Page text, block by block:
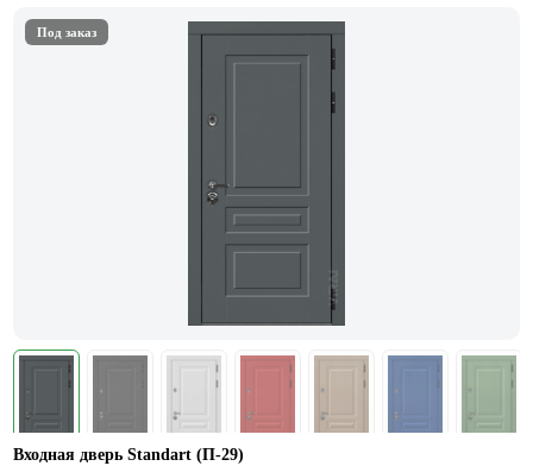
Под заказ
Входная дверь Standart (П-29)